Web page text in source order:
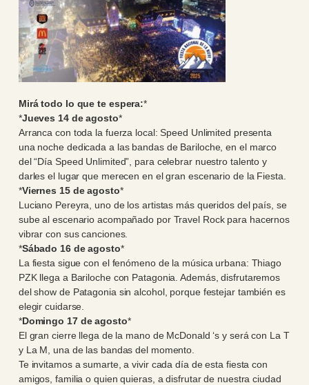
Mirá todo lo que te espera:*
*Jueves 14 de agosto*
Arranca con toda la fuerza local: Speed Unlimited presenta
una noche dedicada a las bandas de Bariloche, en el marco
del “Día Speed Unlimited”, para celebrar nuestro talento y
darles el lugar que merecen en el gran escenario de la Fiesta.
*Viernes 15 de agosto*
Luciano Pereyra, uno de los artistas más queridos del país, se
sube al escenario acompañado por Travel Rock para hacernos
vibrar con sus canciones.
*Sábado 16 de agosto*
La fiesta sigue con el fenómeno de la música urbana: Thiago
PZK llega a Bariloche con Patagonia. Además, disfrutaremos
del show de Patagonia sin alcohol, porque festejar también es
elegir cuidarse.
*Domingo 17 de agosto*
El gran cierre llega de la mano de McDonald ‘s y será con La T
y La M, una de las bandas del momento.
Te invitamos a sumarte, a vivir cada día de esta fiesta con
amigos, familia o quien quieras, a disfrutar de nuestra ciudad